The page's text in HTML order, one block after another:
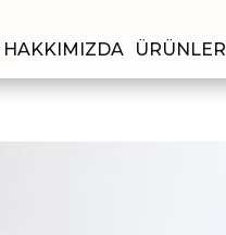
HAKKIMIZDA ÜRÜNLER